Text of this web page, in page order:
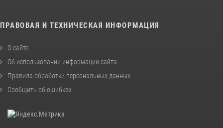
ПРАВОВАЯ И ТЕХНИЧЕСКАЯ ИНФОРМАЦИЯ
О сайте
Об использовании информации сайта
Правила обработки персональных данных
Сообщить об ошибках